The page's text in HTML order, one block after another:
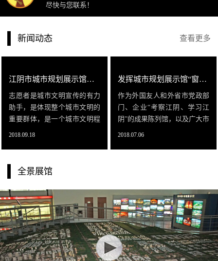
专家论证厅等，总面积约1500平方米。
尽快与您联系！
查看更多
新闻动态
江阴市城市规划展示馆志愿者招募公告
志愿者是城市文明宣传的有力
助手，是体现整个城市文明的
重要群体，是一个城市文明程
愿者。一、志愿者招募背景及
目的江阴市城市规划
2018.09.18
发挥城市规划展示馆“窗口”作用，不断提升城市形象
作为外国友人和外省市党政部
门、企业“考察江阴、学习江
阴”的成果陈列馆，以及广大市
2018.07.06
全景展馆